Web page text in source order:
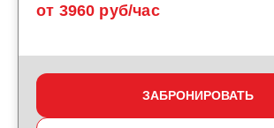
от 3960 руб/час
ЗАБРОНИРОВАТЬ